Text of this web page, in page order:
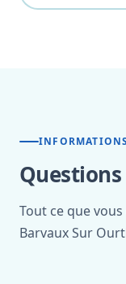
INFORMATIONS
Tout ce que
Barvaux Sur